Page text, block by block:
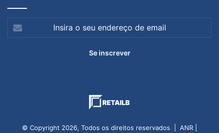
© Copyright 2026, Todos os direitos reservados | ANR |